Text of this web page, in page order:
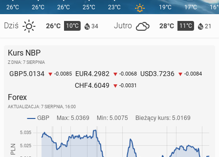
26°C
Dziś 26°C 10°C 34 Jutro 28°C 11°C 21
26°C 26°C 25°C 23°C 19°C 17°C
Kurs NBP
Z DNIA: 7 SIERPNIA
GBP5.0134 -0.0085 EUR4.2982 -0.0068 USD3.7236 -0.0084
CHF4.6049 -0.0031
Forex
AKTUALIZACJA: 7 SIERPNIA, 16:00